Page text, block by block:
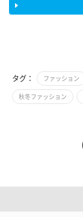
タグ： ファッション
秋冬ファッション